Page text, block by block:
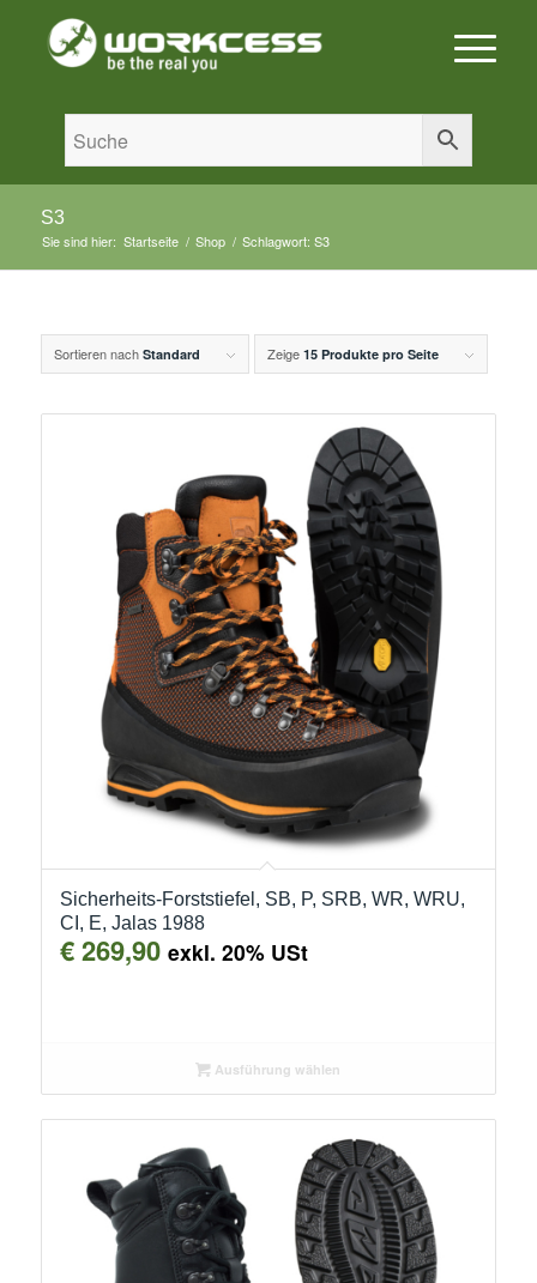
S3
Sie sind hier: Startseite / Shop / Schlagwort: S3
Sortieren nach Standard Zeige 15 Produkte pro Seite
Sicherheits-Forststiefel, SB, P, SRB, WR, WRU,
CI, E, Jalas 1988
€269,90 exkl. 20% USt
Ausführung wählen